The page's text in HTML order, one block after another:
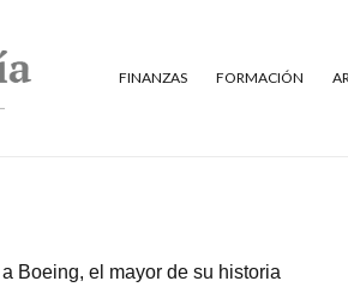
FINANZAS FORMACIÓN
Boeing, el mayor de su historia